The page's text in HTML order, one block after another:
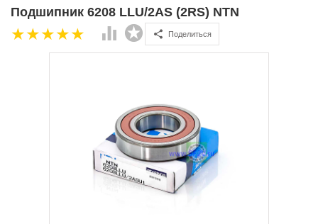
Подшипник 6208 LLU/2AS (2RS) NTN
Поделиться